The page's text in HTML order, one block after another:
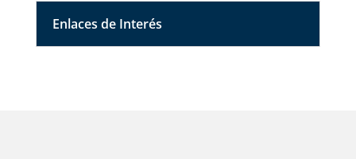
Enlaces de Interés